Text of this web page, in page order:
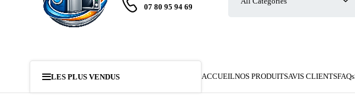
07 80 95 94 69
LES PLUS VENDUS ACCUEILNOS PRODUITSAVIS CLIENTSFAQs